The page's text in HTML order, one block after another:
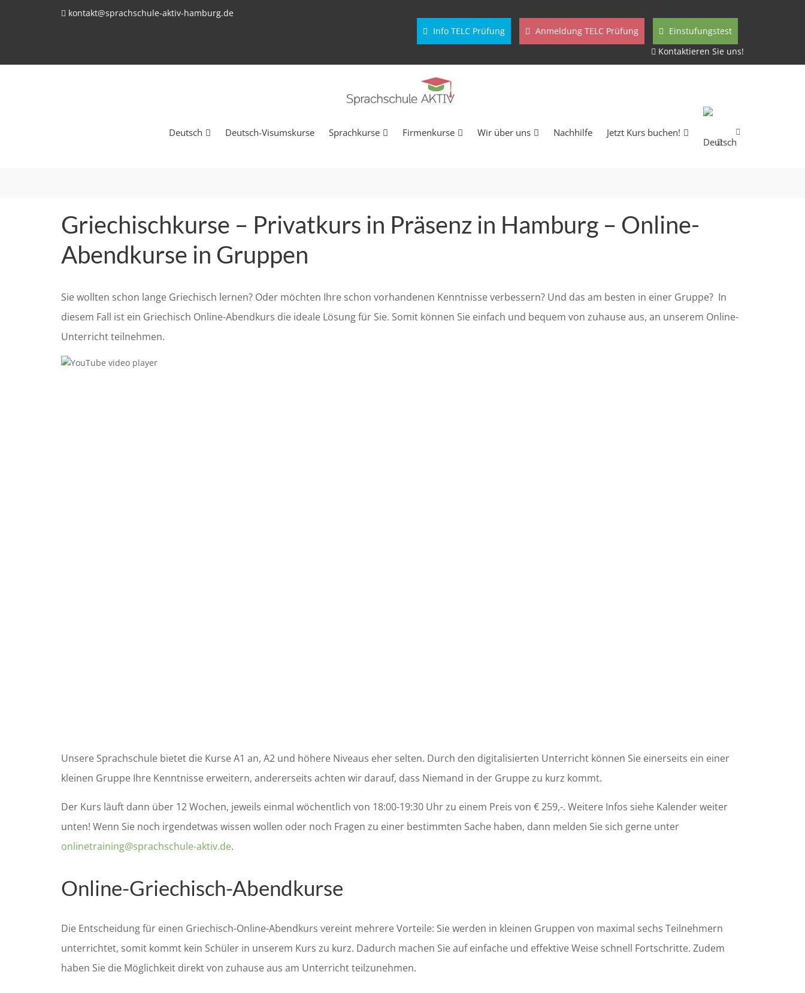
kontakt@sprachschule-aktiv-hamburg.de
Info TELC Prüfung
Anmeldung TELC Prüfung
Einstufungstest
Kontaktieren Sie uns!
Deutsch Deutsch-Visumskurse Sprachkurse Firmenkurse Wir über uns Nachhilfe Jetzt Kurs buchen!
Griechischkurse – Privatkurs in Präsenz in Hamburg – Online-
Abendkurse in Gruppen
Sie wollten schon lange Griechisch lernen? Oder möchten Ihre schon vorhandenen Kenntnisse verbessern? Und das am besten in einer Gruppe? In
diesem Fall ist ein Griechisch Online-Abendkurs die ideale Lösung für Sie. Somit können Sie einfach und bequem von zuhause aus, an unserem Online-
Unterricht teilnehmen.
Unsere Sprachschule bietet die Kurse A1 an, A2 und höhere Niveaus eher selten. Durch den digitalisierten Unterricht können Sie einerseits ein einer
kleinen Gruppe Ihre Kenntnisse erweitern, andererseits achten wir darauf, dass Niemand in der Gruppe zu kurz kommt.
Der Kurs läuft dann über 12 Wochen, jeweils einmal wöchentlich von 18:00-19:30 Uhr zu einem Preis von € 259,-. Weitere Infos siehe Kalender weiter
unten! Wenn Sie noch irgendetwas wissen wollen oder noch Fragen zu einer bestimmten Sache haben, dann melden Sie sich gerne unter
onlinetraining@sprachschule-aktiv.de.
Online-Griechisch-Abendkurse
Die Entscheidung für einen Griechisch-Online-Abendkurs vereint mehrere Vorteile: Sie werden in kleinen Gruppen von maximal sechs Teilnehmern
unterrichtet, somit kommt kein Schüler in unserem Kurs zu kurz. Dadurch machen Sie auf einfache und effektive Weise schnell Fortschritte. Zudem
haben Sie die Möglichkeit direkt von zuhause aus am Unterricht teilzunehmen.